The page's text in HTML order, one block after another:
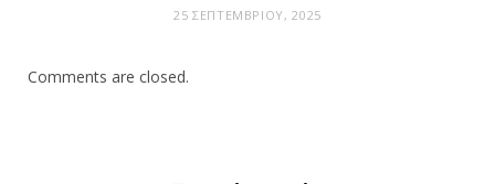
25 ΣΕΠΤΕΜΒΡΊΟΥ, 2025
Comments are closed.